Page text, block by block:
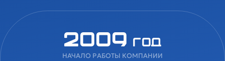
2009 год
НАЧАЛО РАБОТЫ КОМПАНИИ